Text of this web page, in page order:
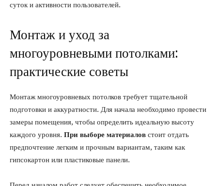
суток и активности пользователей.
Монтаж и уход за
многоуровневыми потолками:
практические советы
Монтаж многоуровневых потолков требует тщательной
подготовки и аккуратности. Для начала необходимо провести
замеры помещения, чтобы определить идеальную высоту
каждого уровня. При выборе материалов стоит отдать
предпочтение легким и прочным вариантам, таким как
гипсокартон или пластиковые панели.